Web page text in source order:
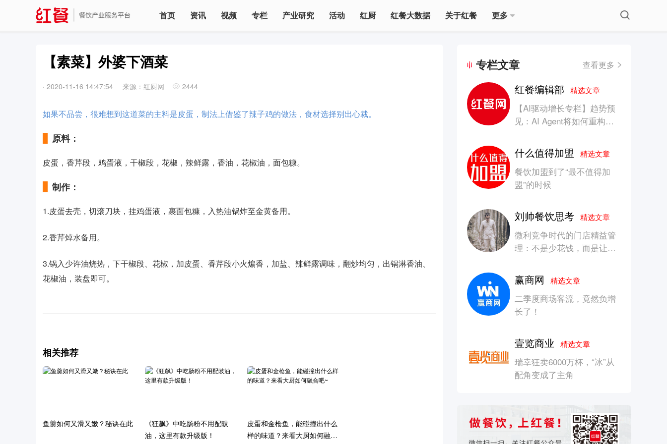
首页 资讯 视频 专栏 产业研究 活动 红厨 红餐大数据 关于红餐 更多
【素菜】外婆下酒菜
· 2020-11-16 14:47:54 来源：红厨网 2444
如果不品尝，很难想到这道菜的主料是皮蛋，制法上借鉴了辣子鸡的做法，食材选择别出心裁。
原料：
皮蛋，香芹段，鸡蛋液，干椒段，花椒，辣鲜露，香油，花椒油，面包糠。
制作：
1.皮蛋去壳，切滚刀块，挂鸡蛋液，裹面包糠，入热油锅炸至金黄备用。
2.香芹焯水备用。
3.锅入少许油烧热，下干椒段、花椒，加皮蛋、香芹段小火煸香，加盐、辣鲜露调味，翻炒均匀，出锅淋香油、
花椒油，装盘即可。
相关推荐
鱼羹如何又滑又嫩？秘诀在此
《狂飙》中吃肠粉不用配豉
油，这里有款升级版！
皮蛋和金枪鱼，能碰撞出什么
样的味道？来看大厨如何融合
专栏文章 查看更多
红餐编辑部精选文章
【AI驱动增长专栏】趋势预
见：AI Agent将如何重构消
什么值得加盟精选文章
餐饮加盟到了“最不值得加
盟”的时候
刘帅餐饮思考精选文章
微利竞争时代的门店精益管
理：不是少花钱，而是让每
赢商网精选文章
二季度商场客流，竟然负增
长了！
壹览商业精选文章
瑞幸狂卖6000万杯，“冰”从
配角变成了主角